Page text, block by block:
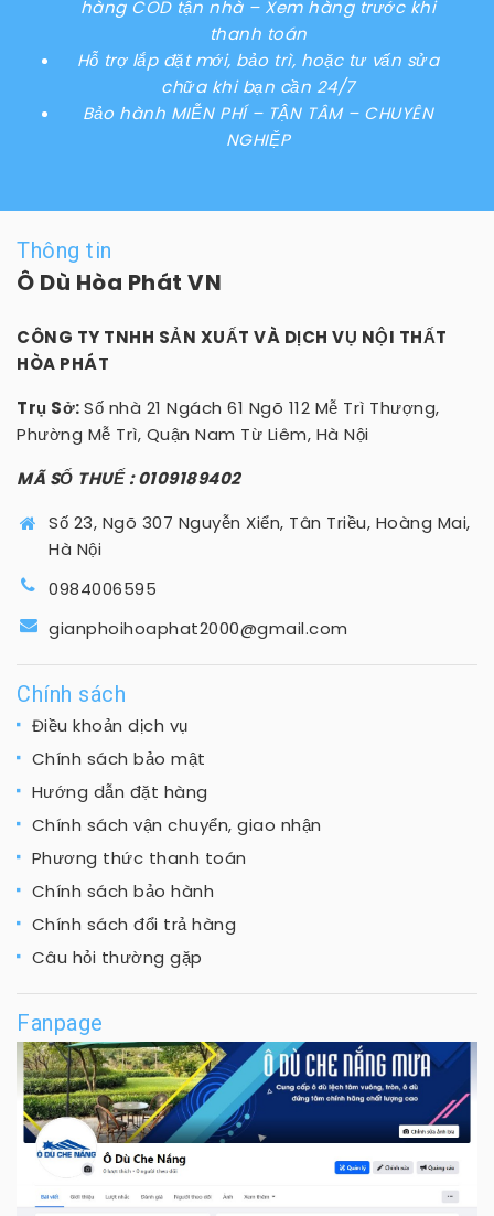
hàng COD tận nhà – Xem hàng trước khi
thanh toán
Hỗ trợ lắp đặt mới, bảo trì, hoặc tư vấn sửa
chữa khi bạn cần 24/7
Bảo hành MIỄN PHÍ – TẬN TÂM – CHUYÊN
NGHIỆP
Thông tin
Ô Dù Hòa Phát VN
CÔNG TY TNHH SẢN XUẤT VÀ DỊCH VỤ NỘI THẤT
HÒA PHÁT
Trụ Sở:Số nhà 21 Ngách 61 Ngõ 112 Mễ Trì Thượng,
Phường Mễ Trì, Quận Nam Từ Liêm, Hà Nội
MÃ SỐ THUẾ : 0109189402
Số 23, Ngõ 307 Nguyễn Xiển, Tân Triều, Hoàng Mai,
Hà Nội
0984006595
gianphoihoaphat2000@gmail.com
Chính sách
Điều khoản dịch vụ
Chính sách bảo mật
Hướng dẫn đặt hàng
Chính sách vận chuyển, giao nhận
Phương thức thanh toán
Chính sách bảo hành
Chính sách đổi trả hàng
Câu hỏi thường gặp
Fanpage